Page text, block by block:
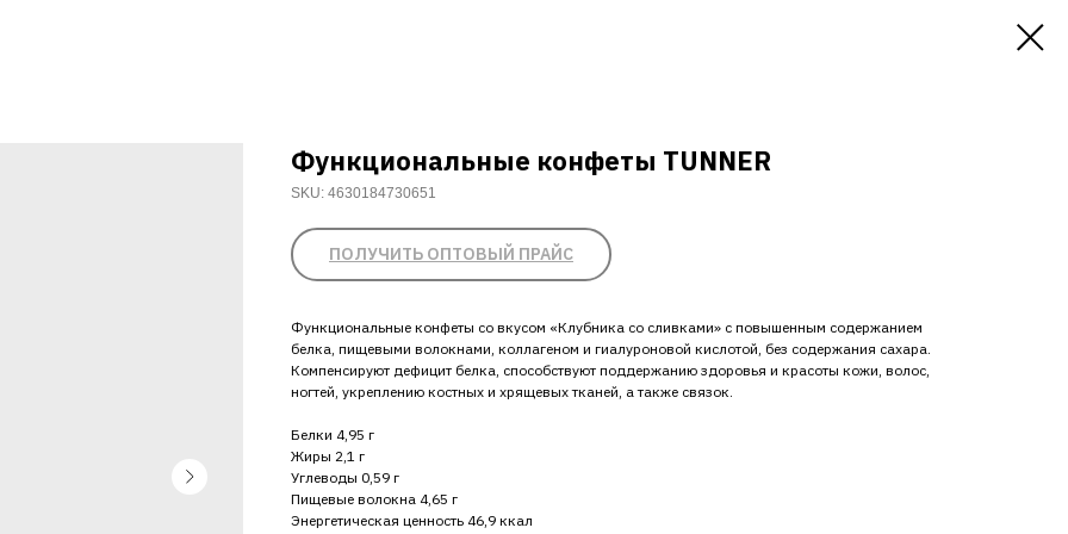
Функциональные конфеты TUNNER
SKU: 4630184730651
ПОЛУЧИТЬ ОПТОВЫЙ ПРАЙС
Функциональные конфеты со вкусом «Клубника со сливками» с повышенным содержанием
белка, пищевыми волокнами, коллагеном и гиалуроновой кислотой, без содержания сахара.
Компенсируют дефицит белка, способствуют поддержанию здоровья и красоты кожи, волос,
ногтей, укреплению костных и хрящевых тканей, а также связок.
Белки 4,95 г
Жиры 2,1 г
Углеводы 0,59 г
Пищевые волокна 4,65 г
Энергетическая ценность 46,9 ккал